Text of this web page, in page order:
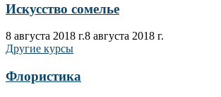
Искусство сомелье
8 августа 2018 г.8 августа 2018 г.
Другие курсы
Флористика